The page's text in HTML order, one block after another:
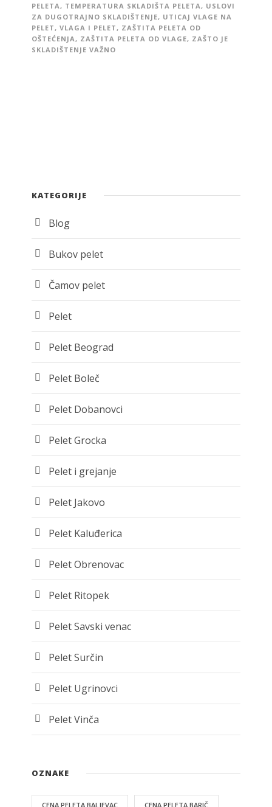
PELETA , TEMPERATURA SKLADIŠTA PELETA , USLOVI
ZA DUGOTRAJNO SKLADIŠTENJE, UTICAJ VLAGE NA
PELET , VLAGA I PELET , ZAŠTITA PELETA OD
OŠTEĆENJA , ZAŠTITA PELETA OD VLAGE, ZAŠTO JE
SKLADIŠTENJE VAŽNO
KATEGORIJE
Blog
Bukov pelet
Čamov pelet
Pelet
Pelet Beograd
Pelet Boleč
Pelet Dobanovci
Pelet Grocka
Pelet i grejanje
Pelet Jakovo
Pelet Kaluđerica
Pelet Obrenovac
Pelet Ritopek
Pelet Savski venac
Pelet Surčin
Pelet Ugrinovci
Pelet Vinča
OZNAKE
CENA PELETA BALJEVAC CENA PELETA BARIČ